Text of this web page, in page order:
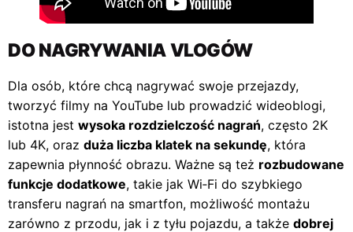
DO NAGRYWANIA VLOGÓW
Dla osób, które chcą nagrywać swoje przejazdy,
tworzyć filmy na YouTube lub prowadzić wideoblogi,
istotna jest wysoka rozdzielczość nagrań, często 2K
lub 4K, oraz duża liczba klatek na sekundę, która
zapewnia płynność obrazu. Ważne są też rozbudowane
funkcje dodatkowe, takie jak Wi‑Fi do szybkiego
transferu nagrań na smartfon, możliwość montażu
zarówno z przodu, jak i z tyłu pojazdu, a także dobrej